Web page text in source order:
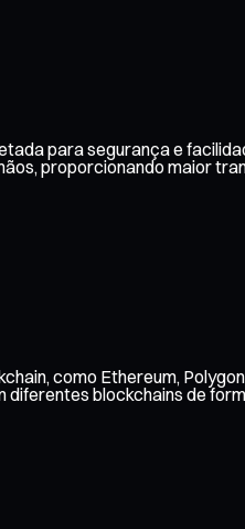
para segurança e
proporcionando maior
como Ethereum,
blockchains de